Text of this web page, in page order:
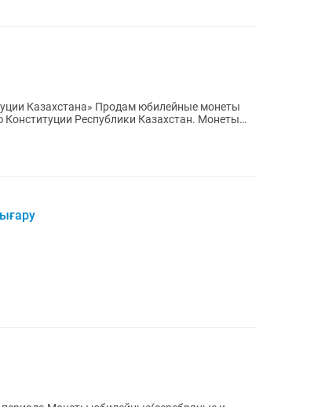
юбилейные монеты
Республики Казахстан. Монеты